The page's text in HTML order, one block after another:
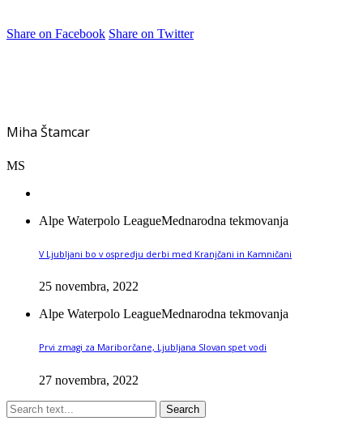
Share on Facebook Share on Twitter
Miha Štamcar
MS
Alpe Waterpolo LeagueMednarodna tekmovanja
V Ljubljani bo v ospredju derbi med Kranjčani in Kamničani
25 novembra, 2022
Alpe Waterpolo LeagueMednarodna tekmovanja
Prvi zmagi za Mariborčane, Ljubljana Slovan spet vodi
27 novembra, 2022
Search